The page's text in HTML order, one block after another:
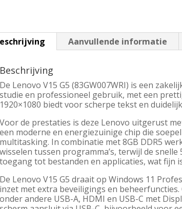
Aanvullende informatie
Beschrijving
De Lenovo V15 G5 (83GW007WRI) is een
studie en professioneel gebruik, met een
1920×1080 biedt voor scherpe tekst en
Voor de prestaties is deze Lenovo uitgerust
een moderne en energiezuinige chip die
multitasking. In combinatie met 8GB DDR5
wisselen tussen programma’s, terwijl de
toegang tot bestanden en applicaties, wat fijn
De Lenovo V15 G5 draait op Windows 11
inzet met extra beveiligings en
onder andere USB-A, HDMI en USB-C met